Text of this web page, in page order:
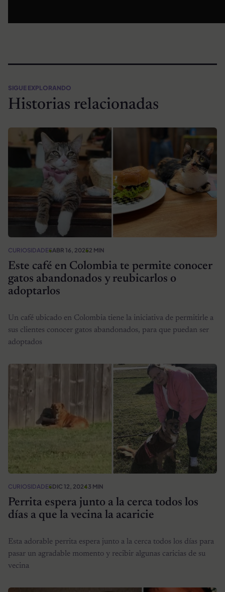
SIGUE EXPLORANDO
Historias relacionadas
CURIOSIDADESABR 16, 20252 MIN
Este café en Colombia te permite conocer
gatos abandonados y reubicarlos o
adoptarlos
Un café ubicado en Colombia tiene la iniciativa de permitirle a
sus clientes conocer gatos abandonados, para que puedan ser
adoptados
CURIOSIDADESDIC 12, 20243 MIN
Perrita espera junto a la cerca todos los
días a que la vecina la acaricie
Esta adorable perrita espera junto a la cerca todos los días para
pasar un agradable momento y recibir algunas caricias de su
vecina